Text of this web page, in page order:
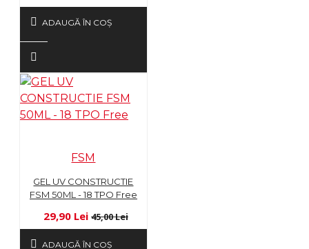
ADAUGĂ ÎN COŞ
FSM
GEL UV CONSTRUCTIE
FSM 50ML - 18 TPO Free
29,90 Lei 45,00 Lei
ADAUGĂ ÎN COŞ